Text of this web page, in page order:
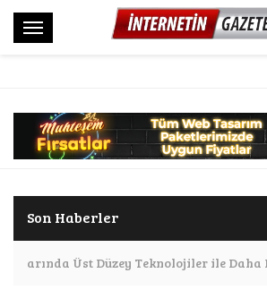
M
Son Haberler
Üst Düzey Teknolojiler ile Daha